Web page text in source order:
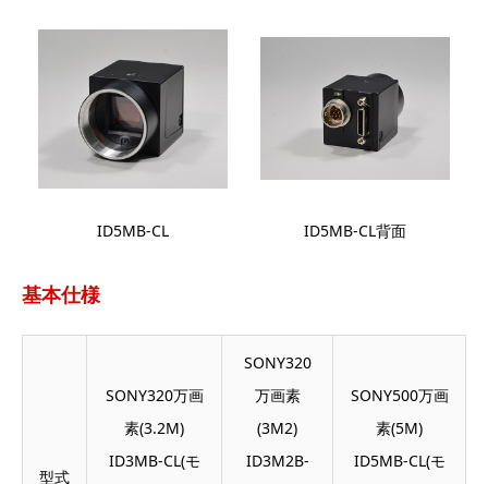
ID5MB-CL ID5MB-CL背面
基本仕様
型式
SONY320万画
素(3.2M)
ID3MB-CL(モ
SONY320
万画素
(3M2)
ID3M2B-
SONY500万画
素(5M)
ID5MB-CL(モ